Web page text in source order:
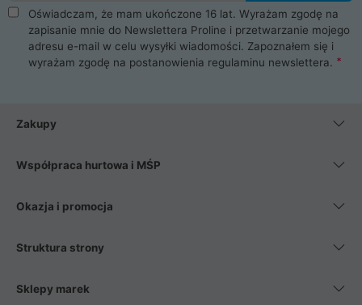
Oświadczam, że mam ukończone 16 lat. Wyrażam zgodę na
zapisanie mnie do Newslettera Proline i przetwarzanie mojego
adresu e-mail w celu wysyłki wiadomości. Zapoznałem się i
wyrażam zgodę na postanowienia regulaminu newslettera.
Zakupy
Współpraca hurtowa i MŚP
Okazja i promocja
Struktura strony
Sklepy marek